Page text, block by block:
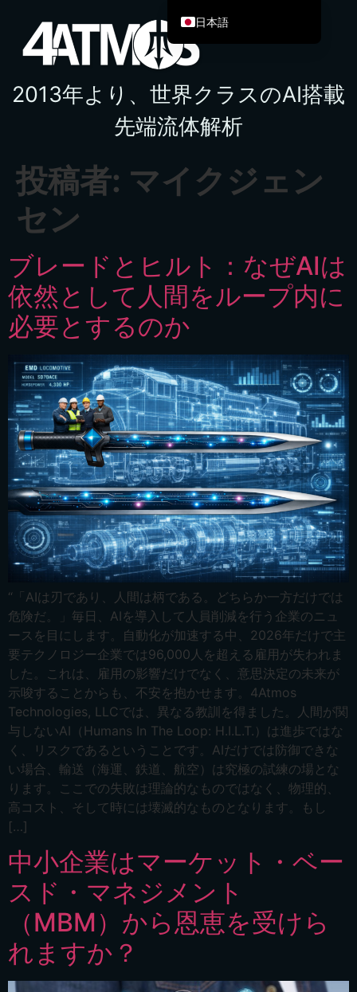
2013年より、世界クラスのAI搭載
先端流体解析
投稿者: マイクジェン
セン
ブレードとヒルト：なぜAIは
依然として人間をループ内に
必要とするのか
“「AIは刃であり、人間は柄である。どちらか一方だけでは
危険だ。」毎日、AIを導入して人員削減を行う企業のニュ
ースを目にします。自動化が加速する中、2026年だけで主
要テクノロジー企業では96,000人を超える雇用が失われま
した。これは、雇用の影響だけでなく、意思決定の未来が
示唆することからも、不安を抱かせます。4Atmos
Technologies, LLCでは、異なる教訓を得ました。人間が関
与しないAI（Humans In The Loop: H.I.L.T.）は進歩ではな
く、リスクであるということです。AIだけでは防御できな
い場合、輸送（海運、鉄道、航空）は究極の試練の場とな
ります。ここでの失敗は理論的なものではなく、物理的、
高コスト、そして時には壊滅的なものとなります。もし
[…]
中小企業はマーケット・ベー
スド・マネジメント
（MBM）から恩恵を受けら
れますか？
日本語
English
Français
Italiano
العربية
繁體中文
हिन्दी
Français du Canada
Ελληνικά
Bahasa Indonesia
Bahasa Melayu
Sicilian
Español